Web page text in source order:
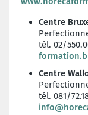
Centre
tél. 02/
Centre
tél. 081/